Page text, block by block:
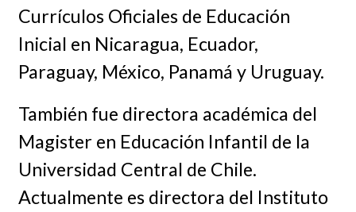
Currículos Oficiales de Educación
Inicial en Nicaragua, Ecuador,
Paraguay, México, Panamá y Uruguay.
También fue directora académica del
Magister en Educación Infantil de la
Universidad Central de Chile.
Actualmente es directora del Instituto